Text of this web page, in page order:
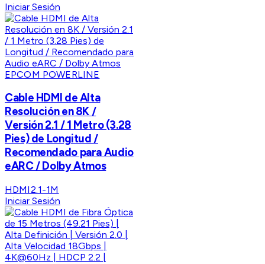
Iniciar Sesión
EPCOM POWERLINE
Cable HDMI de Alta
Resolución en 8K /
Versión 2.1 / 1 Metro (3.28
Pies) de Longitud /
Recomendado para Audio
eARC / Dolby Atmos
HDMI2.1-1M
Iniciar Sesión